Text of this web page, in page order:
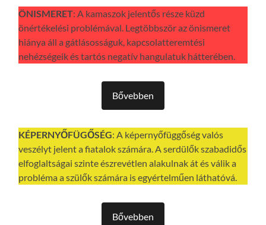
ÖNISMERET: A kamaszok jelentős része küzd
önértékelési problémával. Legtöbbször az önismeret
hiánya áll a gátlásosságuk, kapcsolatteremtési
nehézségeik és tartós negatív hangulatuk hátterében.
Bővebben
KÉPERNYŐFÜGŐSÉG: A képernyőfüggőség valós
veszélyt jelent a fiatalok számára. A serdülők szabadidős
elfoglaltságai szinte észrevétlen alakulnak át és válik a
probléma a szülők számára is egyértelműen láthatóvá.
Bővebben